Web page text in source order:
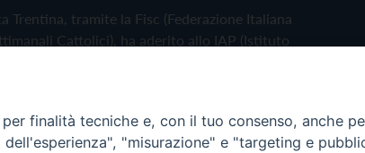
Trentina, tramite la Fisc (Federazione Italiana
Cattolici), ha aderito allo IAP (Istituto
Policy Cookie Policy
finalità tecniche e, con il tuo consenso, anche
"misurazione" e "targeting e